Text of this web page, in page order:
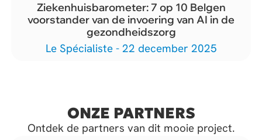
Ziekenhuisbarometer: 7 op 10 Belgen
voorstander van de invoering van AI in de
gezondheidszorg
Le Spécialiste - 22 december 2025
ONZE PARTNERS
Ontdek de partners van dit mooie project.